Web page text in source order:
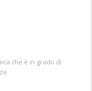
che è in grado di